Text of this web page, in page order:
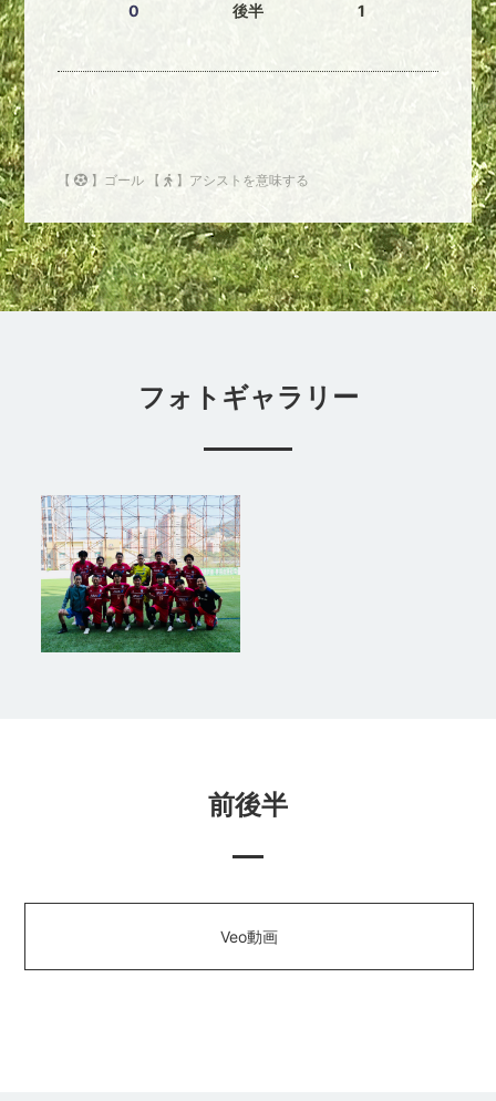
0
後半
1
【 】ゴール 【 】アシストを意味する
フォトギャラリー
前後半
Veo動画